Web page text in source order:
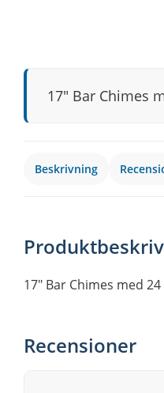
17″ Bar Chimes
Beskrivning
17″ Bar Chimes med
Recensioner